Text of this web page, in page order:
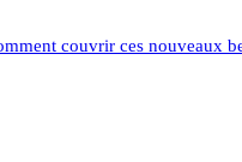
couvrir ces nouveaux